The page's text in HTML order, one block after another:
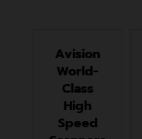
Avision
World-
Class
High
Speed